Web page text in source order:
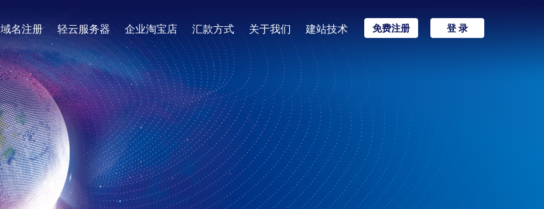
域名注册 轻云服务器 企业淘宝店 汇款方式 关于我们 建站技术 免费注册 登 录